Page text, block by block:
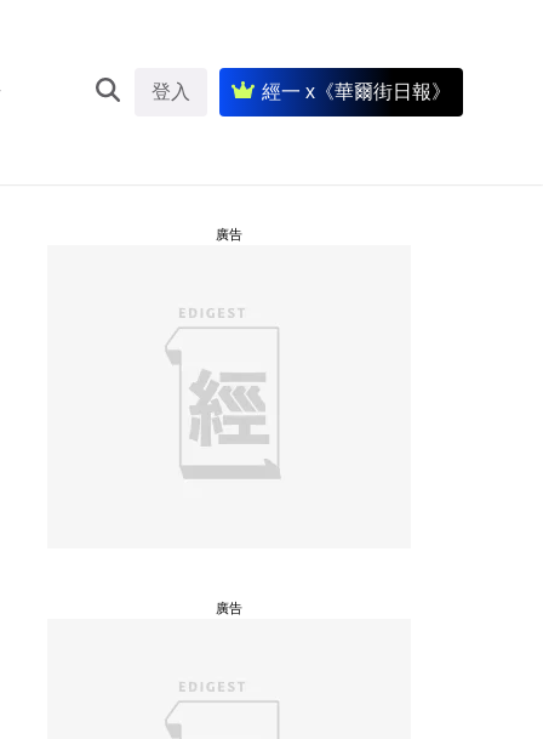
登入 經一 x《華爾街日報》
廣告
廣告